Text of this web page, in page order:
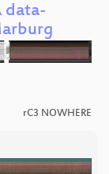
data-
rC3 NOWHERE